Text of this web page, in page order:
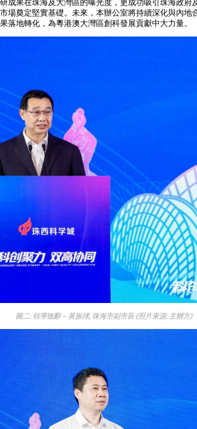
場奠定堅實基礎。未來，本辦公室將持續深化與內地
落地轉化，為粵港澳大灣區創科發展貢獻中大力量。
圖二: 領導致辭 – 黃振球, 珠海市副市長 (照片來源: 主辦方)